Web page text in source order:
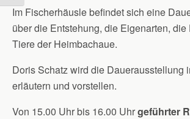
Im Fischerhäusle befindet sich eine
über die Entstehung, die Eigenarten, die
Tiere der Heimbachaue.
Doris Schatz wird die Dauerausstellung
erläutern und vorstellen.
Von 15.00 Uhr bis 16.00 Uhrgeführter